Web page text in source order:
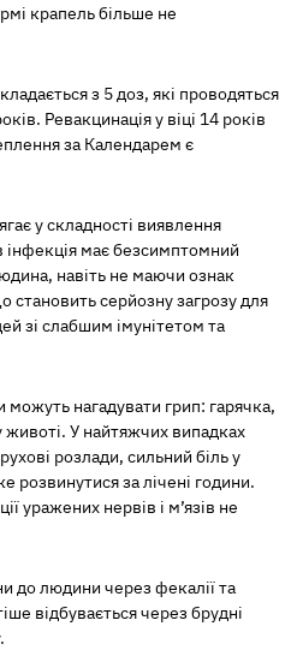
крапель більше не
з 5 доз, які проводяться
Ревакцинація у віці 14 років
за Календарем є
у складності виявлення
інфекція має безсимптомний
навіть не маючи ознак
становить серйозну загрозу для
зі слабшим імунітетом та
можуть нагадувати грип: гарячка,
животі. У найтяжчих випадках
розлади, сильний біль у
розвинутися за лічені години.
уражених нервів і м’язів не
до людини через фекалії та
відбувається через брудні